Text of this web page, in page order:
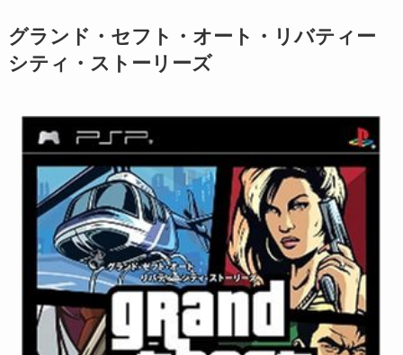
グランド・セフト・オート・リバティー
シティ・ストーリーズ